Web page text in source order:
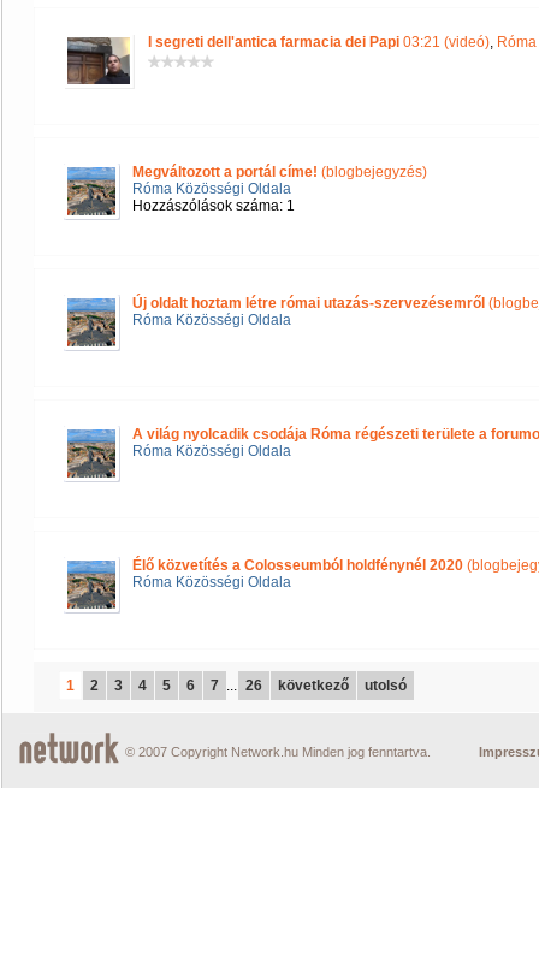
I segreti dell'antica farmacia dei Papi 03:21 (videó),
Megváltozott a portál címe! (blogbejegyzés)
Róma Közösségi Oldala
Hozzászólások száma: 1
Új oldalt hoztam létre római utazás-szervezésemről
Róma Közösségi Oldala
A világ nyolcadik csodája Róma régészeti területe a
Róma Közösségi Oldala
Élő közvetítés a Colosseumból holdfénynél 2020
Róma Közösségi Oldala
1 2 3 4 5 6 7 ... 26 következő utolsó
© 2007 Copyright Network.hu Minden jog fenntartva.